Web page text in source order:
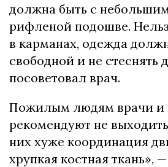
должна быть с
рифленой подошве.
в карманах, одежда
свободной и не стеснять
посоветовал врач.
Пожилым людям врачи и
рекомендуют не
них хуже координация
хрупкая костная ткань»,